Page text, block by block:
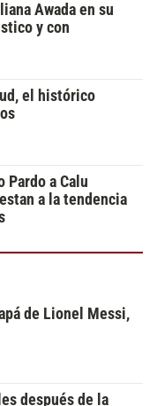
Awada en su
y con
el histórico
Pardo a Calu
a la tendencia
de Lionel Messi,
después de la